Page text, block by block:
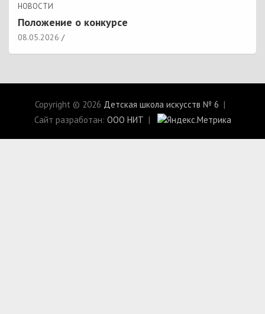
НОВОСТИ
Положение о конкурсе
08.05.2026
Copyright © 2026 Детская школа искусств № 6
Сайт разработан: ООО НИТ